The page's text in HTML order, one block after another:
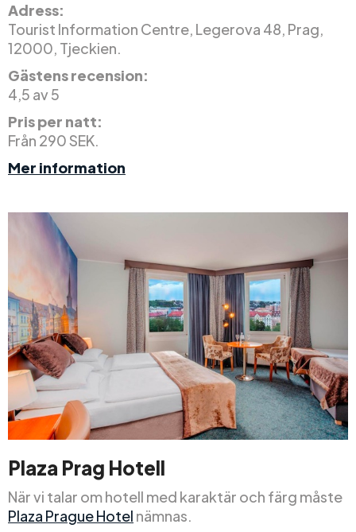
Adress:
Tourist Information Centre, Legerova 48, Prag,
12000, Tjeckien.
Gästens recension:
4,5 av 5
Pris per natt:
Från 290 SEK.
Mer information
Plaza Prag Hotell
När vi talar om hotell med karaktär och färg måste
Plaza Prague Hotel nämnas.